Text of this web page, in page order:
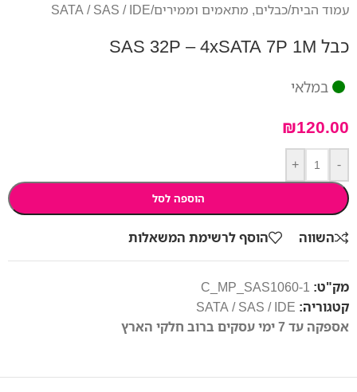
עמוד הבית/כבלים, מתאמים וממירים/
SATA / SAS / IDE
כבל SAS 32P – 4xSATA 7P 1M
במלאי
₪120.00
-
+
הוספה לסל
השווה הוסף לרשימת המשאלות
מק"ט: C_MP_SAS1060-1
קטגוריה: SATA / SAS / IDE
אספקה עד 7 ימי עסקים ברוב חלקי הארץ